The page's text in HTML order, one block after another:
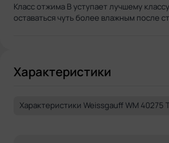
Класс отжима B уступает лучшему
оставаться чуть более влажным после
Характеристики
Характеристики Weissgauff WM 40275